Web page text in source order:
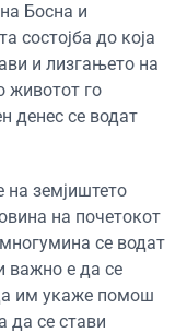
Босна и
состојба до која
и лизгањето на
животот го
денес се водат
земјиштето
на почетокот
се водат
важно е да се
им укаже помош
да се стави